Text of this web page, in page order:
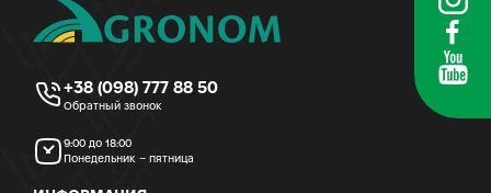
+38 (098) 777 88 50
Обратный звонок
9:00 до 18:00
Понедельник – пятница